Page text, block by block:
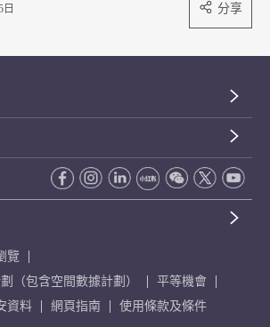
分享
覽
（包含空間數據計劃）
平等機會
資料 網頁指南 使用條款及條件